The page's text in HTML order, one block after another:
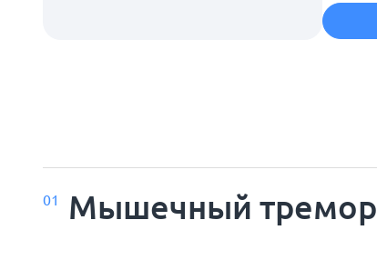
01 Мышечный тремор